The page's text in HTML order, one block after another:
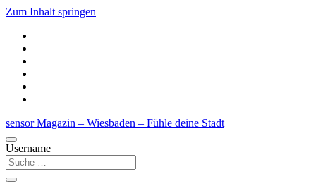
Zum Inhalt springen
sensor Magazin – Wiesbaden – Fühle deine Stadt
Username